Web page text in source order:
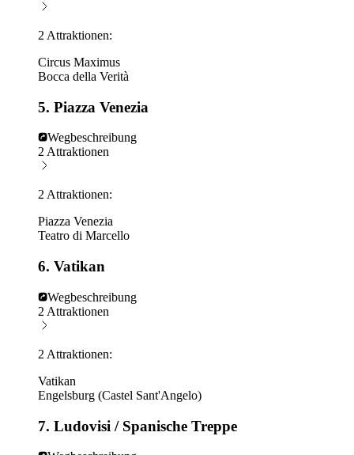
2 Attraktionen:
Circus Maximus
Bocca della Verità
5. Piazza Venezia
Wegbeschreibung
2 Attraktionen
2 Attraktionen:
Piazza Venezia
Teatro di Marcello
6. Vatikan
Wegbeschreibung
2 Attraktionen
2 Attraktionen:
Vatikan
Engelsburg (Castel Sant'Angelo)
7. Ludovisi / Spanische Treppe